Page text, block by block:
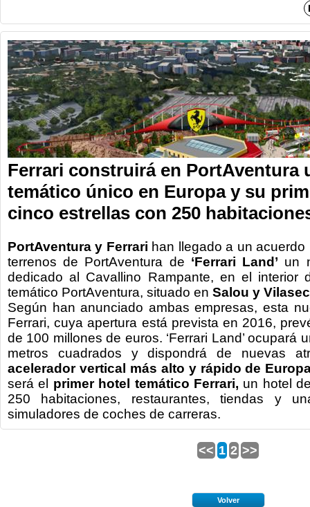
Ferrari construirá en PortAventura
temático único en Europa y su
cinco estrellas con 250
PortAventura y Ferrari han llegado a un
terrenos de PortAventura de ‘Ferrari Land’ un
dedicado al Cavallino Rampante, en el interior
temático PortAventura, situado en Salou y
Según han anunciado ambas empresas, esta
Ferrari, cuya apertura está prevista en 2016,
de 100 millones de euros. ‘Ferrari Land’ ocupará
metros cuadrados y dispondrá de nuevas
acelerador vertical más alto y rápido de
será el primer hotel temático Ferrari, un hotel
250 habitaciones, restaurantes, tiendas y
simuladores de coches de carreras.
<< 1 2 >>
Volver